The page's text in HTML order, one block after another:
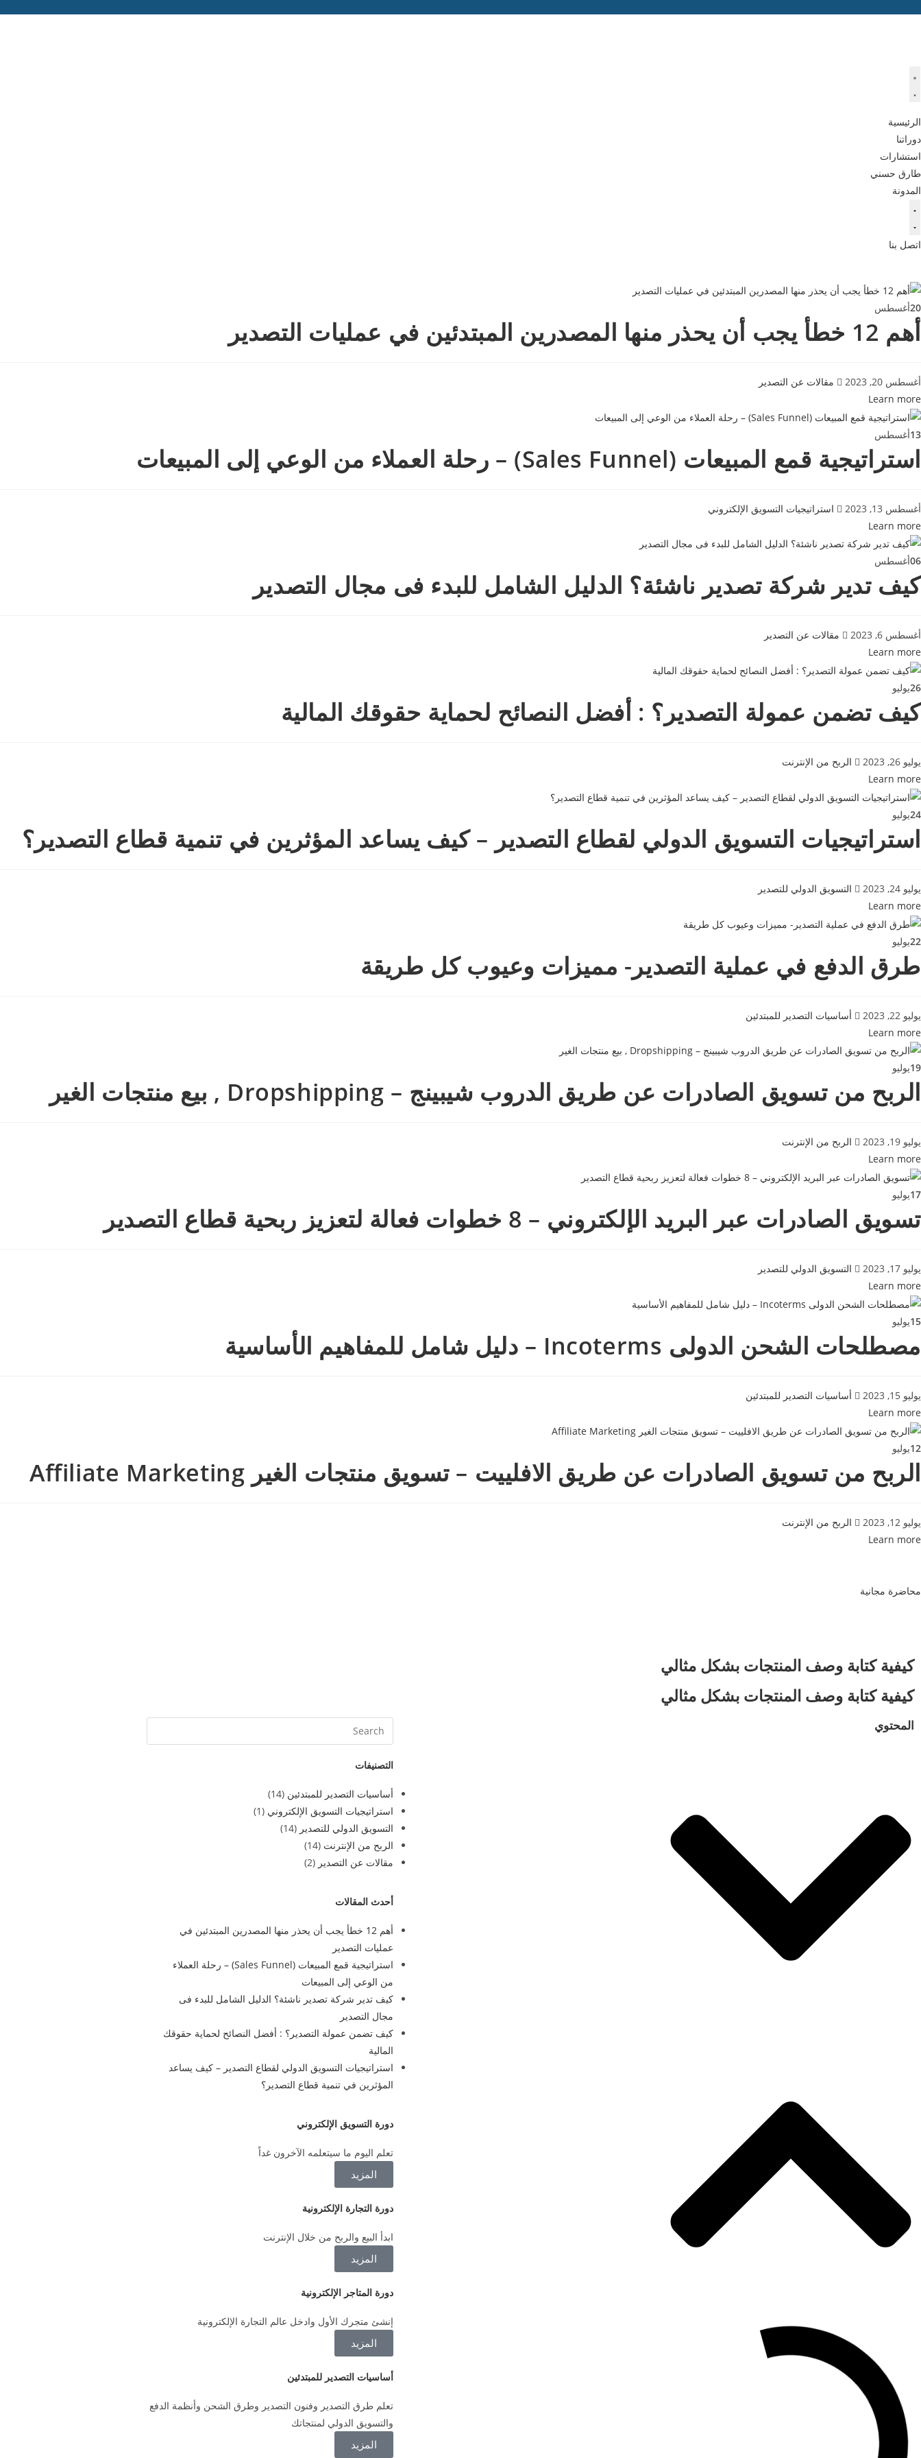
الرئيسية
دوراتنا
استشارات
طارق حسني
المدونة
اتصل بنا
20أغسطس
أهم 12 خطأ يجب أن يحذر منها المصدرين المبتدئين في عمليات التصدير
أغسطس 20, 2023
مقالات عن التصدير
Learn more
13أغسطس
استراتيجية قمع المبيعات (Sales Funnel) – رحلة العملاء من الوعي إلى المبيعات
أغسطس 13, 2023
استراتيجيات التسويق الإلكتروني
Learn more
06أغسطس
كيف تدير شركة تصدير ناشئة؟ الدليل الشامل للبدء فى مجال التصدير
أغسطس 6, 2023
مقالات عن التصدير
Learn more
26يوليو
كيف تضمن عمولة التصدير؟ : أفضل النصائح لحماية حقوقك المالية
يوليو 26, 2023
الربح من الإنترنت
Learn more
24يوليو
استراتيجيات التسويق الدولي لقطاع التصدير – كيف يساعد المؤثرين في تنمية قطاع التصدير؟
يوليو 24, 2023
التسويق الدولي للتصدير
Learn more
22يوليو
طرق الدفع في عملية التصدير- مميزات وعيوب كل طريقة
يوليو 22, 2023
أساسيات التصدير للمبتدئين
Learn more
19يوليو
الربح من تسويق الصادرات عن طريق الدروب شيبينج – Dropshipping , بيع منتجات الغير
يوليو 19, 2023
الربح من الإنترنت
Learn more
17يوليو
تسويق الصادرات عبر البريد الإلكتروني – 8 خطوات فعالة لتعزيز ربحية قطاع التصدير
يوليو 17, 2023
التسويق الدولي للتصدير
Learn more
15يوليو
مصطلحات الشحن الدولى Incoterms – دليل شامل للمفاهيم الأساسية
يوليو 15, 2023
أساسيات التصدير للمبتدئين
Learn more
12يوليو
الربح من تسويق الصادرات عن طريق الافلييت – تسويق منتجات الغير Affiliate Marketing
يوليو 12, 2023
الربح من الإنترنت
Learn more
محاضرة مجانية
كيفية كتابة وصف المنتجات بشكل مثالي
كيفية كتابة وصف المنتجات بشكل مثالي
المحتوي
التصنيفات
أساسيات التصدير للمبتدئين (14)
استراتيجيات التسويق الإلكتروني (1)
التسويق الدولي للتصدير (14)
الربح من الإنترنت (14)
مقالات عن التصدير (2)
أحدث المقالات
أهم 12 خطأ يجب أن يحذر منها المصدرين المبتدئين في
عمليات التصدير
استراتيجية قمع المبيعات (Sales Funnel) – رحلة العملاء
من الوعي إلى المبيعات
كيف تدير شركة تصدير ناشئة؟ الدليل الشامل للبدء فى
مجال التصدير
كيف تضمن عمولة التصدير؟ : أفضل النصائح لحماية حقوقك
المالية
استراتيجيات التسويق الدولي لقطاع التصدير – كيف يساعد
المؤثرين في تنمية قطاع التصدير؟
دورة التسويق الإلكتروني
تعلم اليوم ما سيتعلمه الآخرون غداً
المزيد
دورة التجارة الإلكترونية
ابدأ البيع والربح من خلال الإنترنت
المزيد
دورة المتاجر الإلكترونية
إنشئ متجرك الأول وادخل عالم التجارة الإلكترونية
المزيد
أساسيات التصدير للمبتدئين
تعلم طرق التصدير وفنون التصدير وطرق الشحن وأنظمة الدفع
والتسويق الدولي لمنتجاتك
المزيد